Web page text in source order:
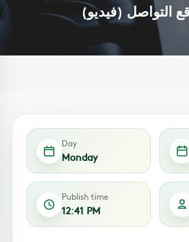
التواصل (فيديو)
Day
Monday
Publish time
12:41 PM